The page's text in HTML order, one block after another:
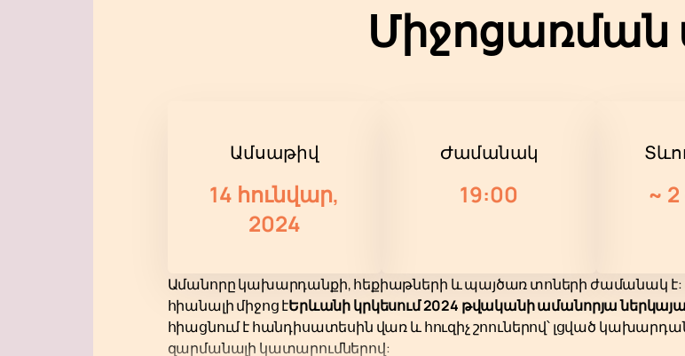
Միջոցառման
Ամսաթիվ
14 հունվար,
2024
Ժամանակ
19:00 ~
Ամանորը կախարդանքի, հեքիաթների և պայծառ տոների ժամանակ է:
հիանալի միջոց էԵրևանի կրկեսում 2024 թվականի ամանորյա
հիացնում է հանդիսատեսին վառ և հուզիչ շոուներով՝ լցված
զարմանալի կատարումներով: